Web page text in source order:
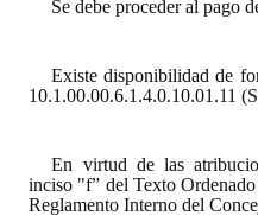
Declaraciones
Resoluciones
INSTITUCIONAL
Se debe proceder al pago
Existe disponibilidad de
10.1.00.00.6.1.4.0.10.01.11
En virtud de las
inciso "f” del Texto
Reglamento Interno del